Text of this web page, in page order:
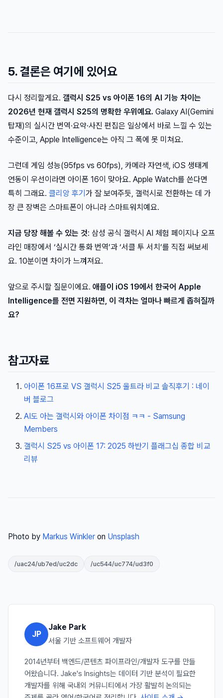
5. 결론은 여기에 있어요
다시 정리할게요. 갤럭시 S25 vs 아이폰 16의 AI 기능 차이는
2026년 현재 갤럭시 S25의 명확한 우위예요. Galaxy AI(Gemini
탑재)의 실시간 번역·요약·사진 편집은 일상에서 바로 느낄 수 있는
수준이고, Apple Intelligence는 아직 그 폭에 못 미쳐요.
그런데 게임 성능(95fps vs 60fps), 카메라 자연색, iOS 생태계
연동이 우선이라면 아이폰 16이 맞아요. Apple Watch를 쓴다면
특히 그래요. 클리앙 후기 가 잘 보여주듯, 갤럭시로 전환하는 데 가
장 큰 장벽은 스마트폰이 아니라 스마트워치예요.
지금 당장 해볼 수 있는 것: 삼성 공식 갤럭시 AI 체험 페이지나 오프
라인 매장에서 ‘실시간 통화 번역’과 ‘서클 투 서치’를 직접 써보세
요. 10분이면 차이가 느껴져요.
앞으로 주시할 질문이에요. 애플이 iOS 19에서 한국어 Apple
Intelligence를 전면 지원하면, 이 격차는 얼마나 빠르게 좁혀질까
요?
참고자료
아이폰 16프로 VS 갤럭시 S25 울트라 비교 솔직후기 : 네이
버 블로그
AI도 아는 갤럭시와 아이폰 차이점 ㅋㅋ - Samsung
Members
갤럭시 S25 vs 아이폰 17: 2025 하반기 플래그십 종합 비교
리뷰
Photo by Markus Winkler on Unsplash
/uac24/ub7ed/uc2dc /uc544/uc774/ud3f0
JP
Jake Park
서울 기반 소프트웨어 개발자
2014년부터 백엔드/콘텐츠 파이프라인/개발자 도구를 만들
어왔습니다. Jake's Insights는 데이터 기반 분석이 필요한
개발자를 위해 국내외 커뮤니티에서 가장 활발히 논의되는